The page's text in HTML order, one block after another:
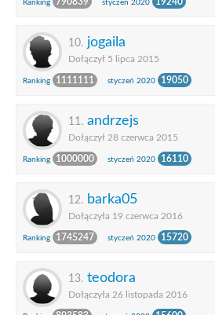
Ranking styczeń 2020
10. jogaila
Dołączył 5 lipca 2015
Ranking 1111111 styczeń 2020 19050
11. andrzejs
Dołączył 28 czerwca 2015
Ranking 1000000 styczeń 2020 16110
12. barka05
Dołączyła 19 czerwca 2016
Ranking 1745247 styczeń 2020 15720
13. teodora
Dołączyła 26 listopada 2016